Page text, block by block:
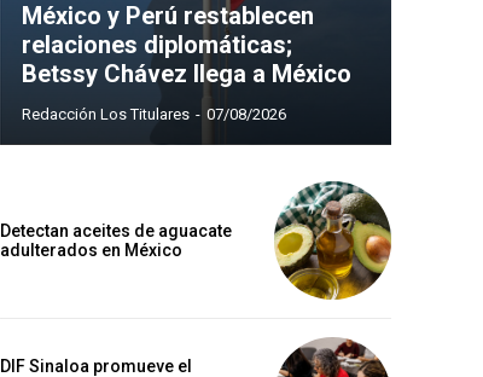
México y Perú restablecen
relaciones diplomáticas;
Betssy Chávez llega a México
Redacción Los Titulares - 07/08/2026
Detectan aceites de aguacate
adulterados en México
DIF Sinaloa promueve el